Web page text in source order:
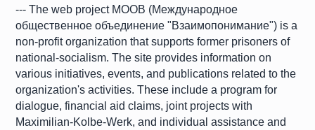
--- The web project МООВ (Международное
общественное объединение "Взаимопонимание") is a
non-profit organization that supports former prisoners of
national-socialism. The site provides information on
various initiatives, events, and publications related to the
organization's activities. These include a program for
dialogue, financial aid claims, joint projects with
Maximilian-Kolbe-Werk, and individual assistance and